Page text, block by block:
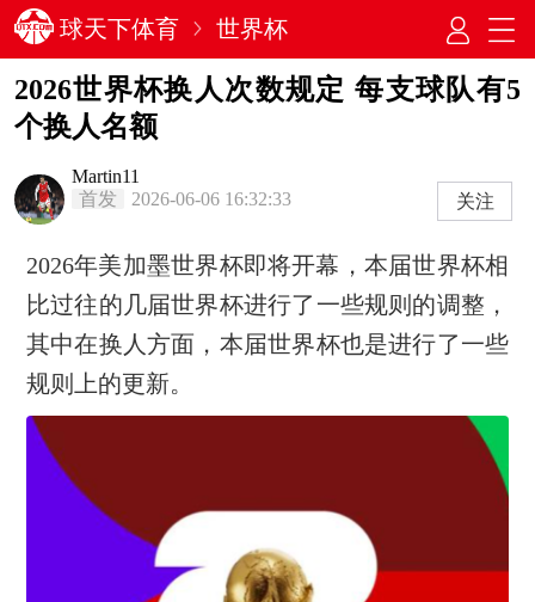
球天下体育 世界杯
2026世界杯换人次数规定 每支球队有5
个换人名额
Martin11
首发
2026-06-06 16:32:33 关注
2026年美加墨世界杯即将开幕，本届世界杯相
比过往的几届世界杯进行了一些规则的调整，
其中在换人方面，本届世界杯也是进行了一些
规则上的更新。